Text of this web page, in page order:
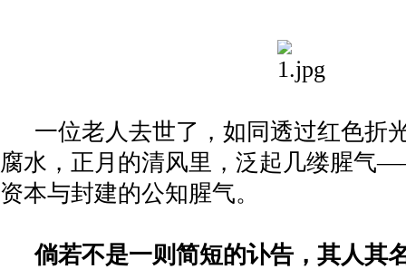
一位老人去世了，如同透过红色折
腐水，正月的清风里，泛起几缕腥气
资本与封建的公知腥气。
倘若不是一则简短的讣告，其人其